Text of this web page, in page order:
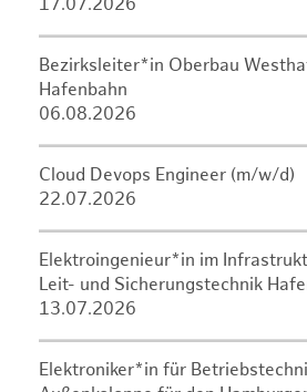
17.07.2026
Bezirksleiter*in Oberbau
Hafenbahn
06.08.2026
Cloud Devops Engineer (m/w/d)
22.07.2026
Elektroingenieur*in im
Leit- und Sicherungstechnik
13.07.2026
Elektroniker*in für